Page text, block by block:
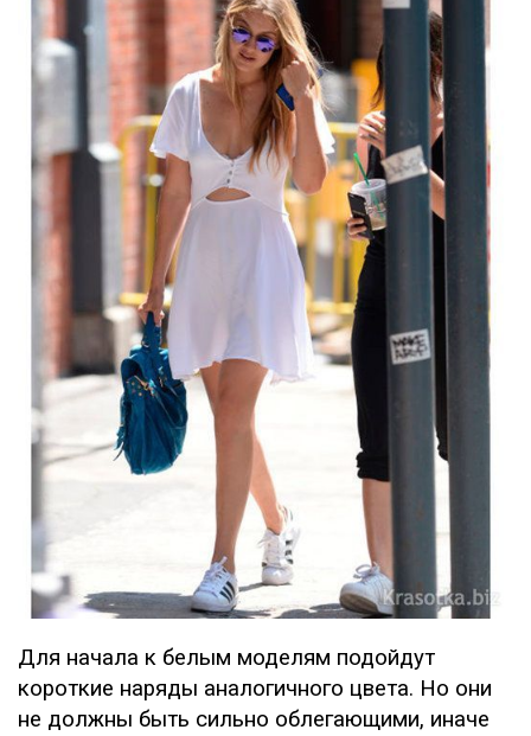
Для начала к белым моделям подойдут
короткие наряды аналогичного цвета. Но они
не должны быть сильно облегающими, иначе